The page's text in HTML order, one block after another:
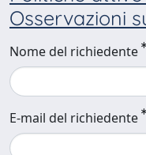
Osservazioni
Nome del richiedente
E-mail del richiedente